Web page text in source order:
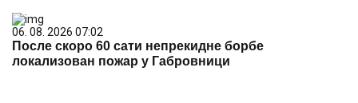
06. 08. 2026 07:02
После скоро 60 сати непрекидне борбе
локализован пожар у Габровници